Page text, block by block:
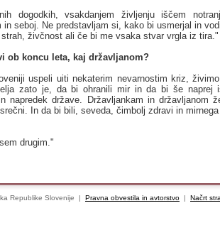
dogodkih, vsakdanjem življenju iščem
seboj. Ne predstavljam si, kako bi usmerjal in
strah, živčnost ali če bi me vsaka stvar vrgla iz tira."
ob koncu leta, kaj državljanom?
uspeli uiti nekaterim nevarnostim kriz,
zato je, da bi ohranili mir in da bi še naprej
napredek države. Državljankam in državljanom
In da bi bili, seveda, čimbolj zdravi in
drugim."
Republike Slovenije | Pravna obvestila in avtorstvo | Načrt